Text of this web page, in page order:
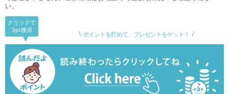
い。
ポイントを貯めて、プレゼントをゲット！
クリックで
3pt獲得